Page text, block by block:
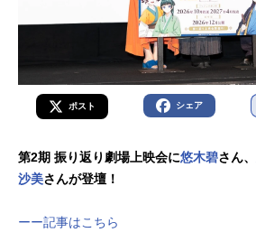
ポスト シェア
第2期 振り返り劇場上映会に悠木碧さん、
沙美さんが登壇！
ーー記事はこちら